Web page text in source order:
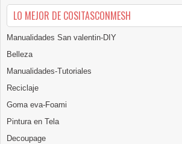
LO MEJOR DE COSITASCONMESH
Manualidades San valentin-DIY
Belleza
Manualidades-Tutoriales
Reciclaje
Goma eva-Foami
Pintura en Tela
Decoupage